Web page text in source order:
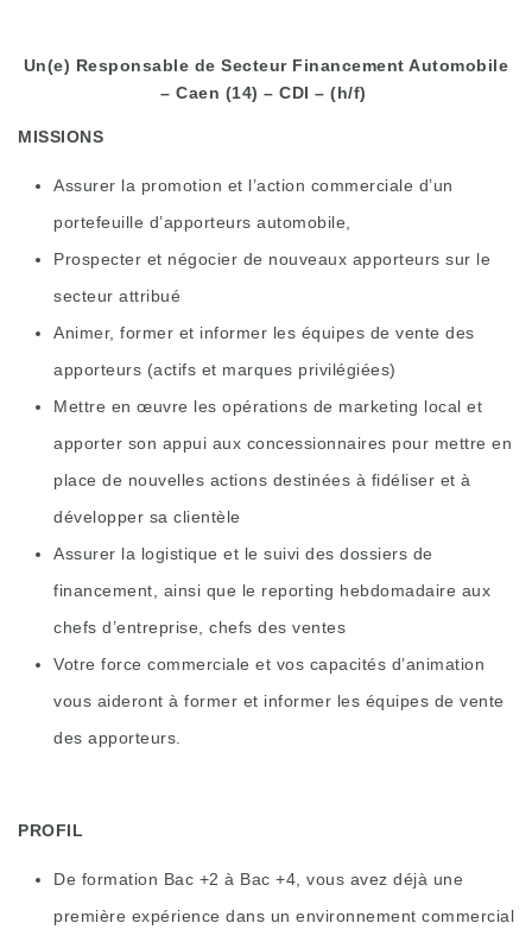
Un(e) Responsable de Secteur Financement Automobile
– Caen (14) – CDI – (h/f)
MISSIONS
Assurer la promotion et l’action commerciale d’un
portefeuille d’apporteurs automobile,
Prospecter et négocier de nouveaux apporteurs sur le
secteur attribué
Animer, former et informer les équipes de vente des
apporteurs (actifs et marques privilégiées)
Mettre en œuvre les opérations de marketing local et
apporter son appui aux concessionnaires pour mettre en
place de nouvelles actions destinées à fidéliser et à
développer sa clientèle
Assurer la logistique et le suivi des dossiers de
financement, ainsi que le reporting hebdomadaire aux
chefs d’entreprise, chefs des ventes
Votre force commerciale et vos capacités d’animation
vous aideront à former et informer les équipes de vente
des apporteurs.
PROFIL
De formation Bac +2 à Bac +4, vous avez déjà une
première expérience dans un environnement commercial